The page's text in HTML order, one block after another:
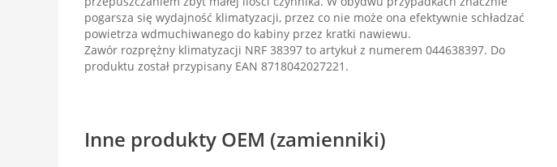
pogarsza się wydajność klimatyzacji, przez co nie może ona efektywnie schładzać
powietrza wdmuchiwanego do kabiny przez kratki nawiewu.
Zawór rozprężny klimatyzacji NRF 38397 to artykuł z numerem 044638397. Do
produktu został przypisany EAN 8718042027221.
Inne produkty OEM (zamienniki)